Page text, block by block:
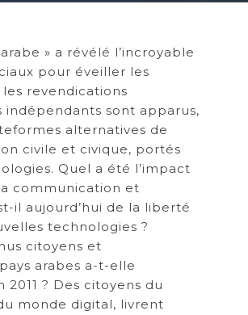
» a révélé l’incroyable
pour éveiller les
revendications
indépendants sont apparus,
alternatives de
civile et civique, portés
Quel a été l’impact
communication et
il aujourd’hui de la liberté
technologies ?
citoyens et
arabes a-t-elle
? Des citoyens du
monde digital, livrent